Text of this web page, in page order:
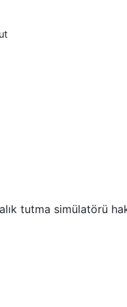
tutma simülatörü